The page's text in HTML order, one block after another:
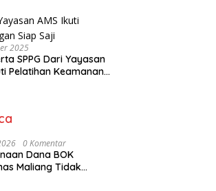
2025
SPPG Dari Yayasan
Pelatihan Keamanan
0 Komentar
Dana BOK
Maliang Tidak